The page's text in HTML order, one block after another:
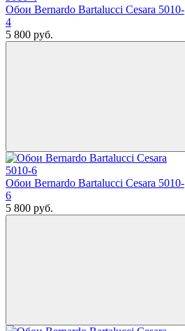
Обои Bernardo Bartalucci Cesara 5010-
4
5 800 руб.
Обои Bernardo Bartalucci Cesara 5010-
6
5 800 руб.